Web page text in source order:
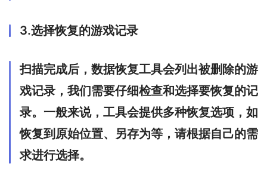
3.选择恢复的游戏记录
扫描完成后，数据恢复工具会列出被删除的游
戏记录，我们需要仔细检查和选择要恢复的记
录。一般来说，工具会提供多种恢复选项，如
恢复到原始位置、另存为等，请根据自己的需
求进行选择。